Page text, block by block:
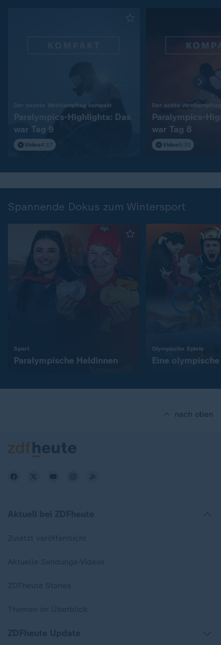
Der neunte Wettkampftag kompakt
Paralympics-Highlights: Das
war Tag 9
Video4:17
Der achte
Paralympics-
war Tag 8
Video5:31
Spannende Dokus zum Wintersport
Sport
Paralympische Heldinnen
Olympische Spiele
Eine
nach oben